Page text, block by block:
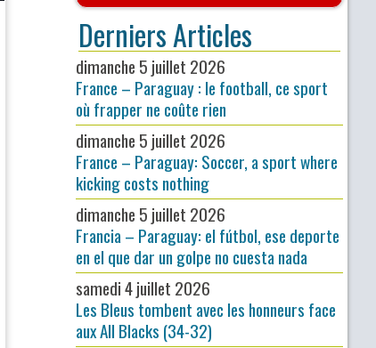
Derniers Articles
dimanche 5 juillet 2026
France – Paraguay : le football, ce sport
où frapper ne coûte rien
dimanche 5 juillet 2026
France – Paraguay: Soccer, a sport where
kicking costs nothing
dimanche 5 juillet 2026
Francia – Paraguay: el fútbol, ese deporte
en el que dar un golpe no cuesta nada
samedi 4 juillet 2026
Les Bleus tombent avec les honneurs face
aux All Blacks (34-32)